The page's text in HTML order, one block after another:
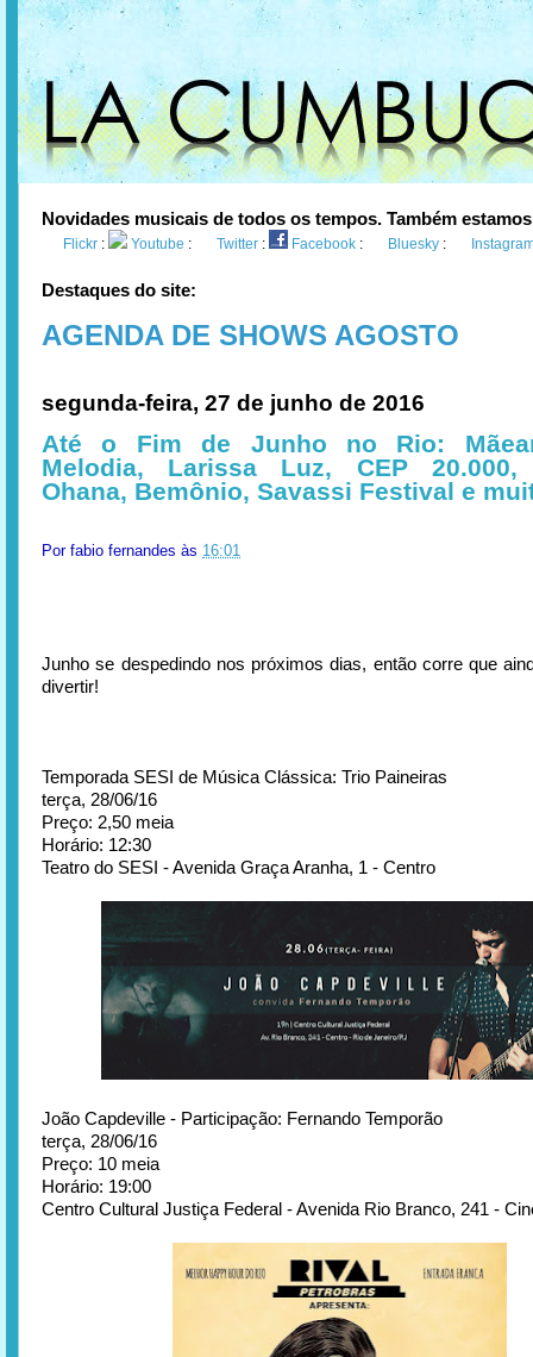
Novidades musicais de todos os tempos. Também
Flickr : Youtube : Twitter : Facebook : Bluesky :
Destaques do site:
AGENDA DE SHOWS AGOSTO
segunda-feira, 27 de junho de 2016
Até o Fim de Junho no Rio:
Melodia, Larissa Luz, CEP 20.000,
Ohana, Bemônio, Savassi Festival e
Por fabio fernandes às 16:01
Junho se despedindo nos próximos dias, então corre que
divertir!
Temporada SESI de Música Clássica: Trio Paineiras
terça, 28/06/16
Preço: 2,50 meia
Horário: 12:30
Teatro do SESI - Avenida Graça Aranha, 1 - Centro
João Capdeville - Participação: Fernando Temporão
terça, 28/06/16
Preço: 10 meia
Horário: 19:00
Centro Cultural Justiça Federal - Avenida Rio Branco, 241 -